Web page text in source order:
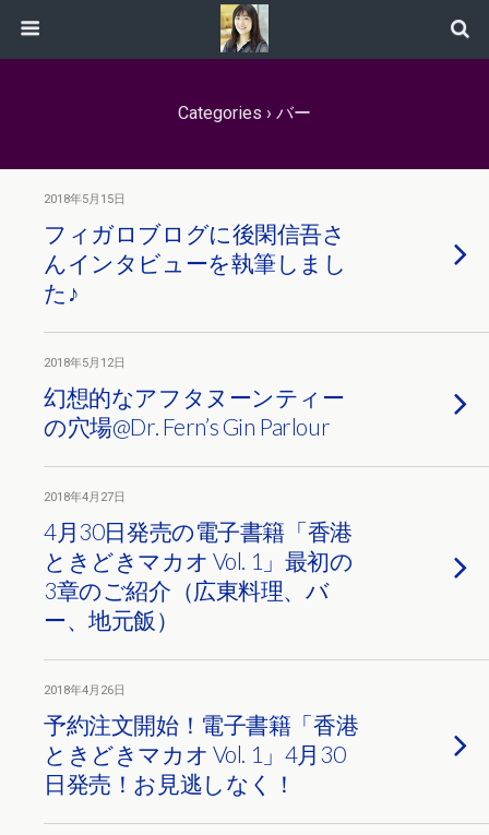
Categories › バー
2018年5月15日
フィガロブログに後閑信吾さ
んインタビューを執筆しまし
た♪
2018年5月12日
幻想的なアフタヌーンティー
の穴場@Dr. Fern’s Gin Parlour
2018年4月27日
4月30日発売の電子書籍「香港
ときどきマカオ Vol. 1」最初の
3章のご紹介（広東料理、バ
ー、地元飯）
2018年4月26日
予約注文開始！電子書籍「香港
ときどきマカオ Vol. 1」4月30
日発売！お見逃しなく！